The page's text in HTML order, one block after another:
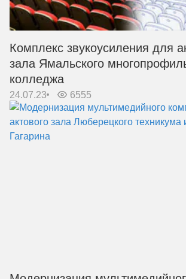
Комплекс звукоусиления для
зала Ямальского
колледжа
24.07.23 6555